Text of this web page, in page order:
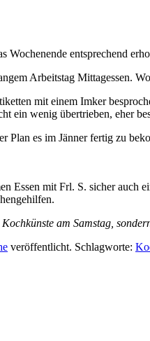
entsprechend
Arbeitstag Mittagessen.
mit einem Imker
ein wenig übertrieben, eher
Plan es im Jänner fertig zu
Essen mit Frl. S. sicher
am Samstag,
veröffentlicht. Schlagworte: